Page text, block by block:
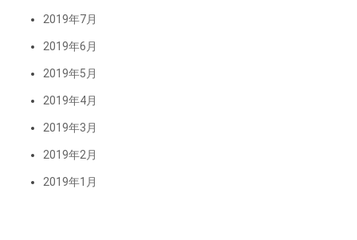
2019年7月
2019年6月
2019年5月
2019年4月
2019年3月
2019年2月
2019年1月